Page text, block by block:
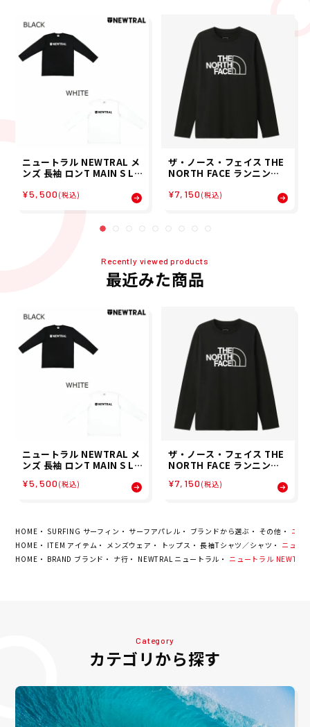
ニュートラル NEWTRAL メ
ンズ 長袖 ロンT MAIN S LO
¥5,500 (税込)
ザ・ノース・フェイス THE
NORTH FACE ランニング
シャツ ロンT ロング スリー
ブ イーエス ビッグ ロゴ テ
E NT32580-K メンズ 男性
¥7,150 (税込)
Recently viewed products
最近みた商品
ニュートラル NEWTRAL メ
ンズ 長袖 ロンT MAIN S LO
¥5,500 (税込)
ザ・ノース・フェイス THE
NORTH FACE ランニング
シャツ ロンT ロング スリー
25FW 秋冬
¥7,150 (税込)
HOME SURFING サーフィン サーフアパレル ブランドから選ぶ その他
ニュ
HOME
ITEM アイテム メンズウェア トップス 長袖Tシャツ／シャツ
ニュー
HOME
BRAND ブランド ナ行 NEWTRAL ニュートラル ニュートラル
Category
カテゴリから探す